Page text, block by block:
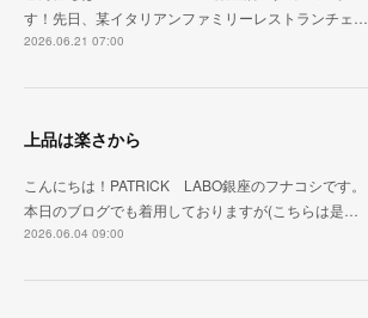
す！先日、某イタリアンファミリーレストランチェ…
2026.06.21 07:00
上品は楽さから
こんにちは！PATRICK LABO銀座のフナコシです。
本日のブログでも着用しておりますが(こちらは是…
2026.06.04 09:00